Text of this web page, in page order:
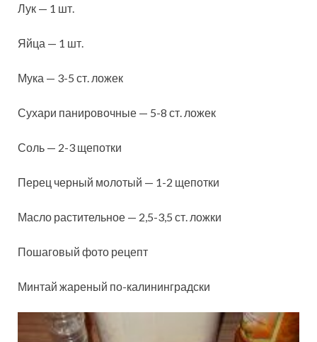
Лук — 1 шт.
Яйца — 1 шт.
Мука — 3-5 ст. ложек
Сухари панировочные — 5-8 ст. ложек
Соль — 2-3 щепотки
Перец черный молотый — 1-2 щепотки
Масло растительное — 2,5-3,5 ст. ложки
Пошаговый фото рецепт
Минтай жареный по-калининградски